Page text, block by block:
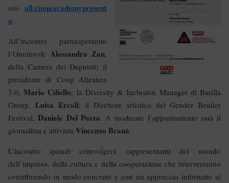
sito all.coop/academypresent
a.
All’incontro parteciperanno
l’Onorevole Alessandro Zan,
della Camera dei Deputati; il
presidente di Coop Alleanza
3.0, Mario Cifiello; la Diversity & Inclusion Manager di Barilla
Group, Luisa Ercoli; il Direttore artistico del Gender Bender
Festival,Daniele Del Pozzo. A moderare l’appuntamento sarà il
giornalista e attivista Vincenzo Branà.
L’incontro quindi coinvolgerà rappresentanti del mondo
dell’impresa, della cultura e della cooperazione che interverranno
contribuendo in modo concreto e con un approccio informato al